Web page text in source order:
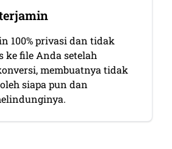
100% privasi dan tidak
ke file Anda setelah
membuatnya tidak
siapa pun dan